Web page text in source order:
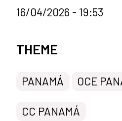
16/04/2026 - 19:53
News categories
THEME
PANAMÁ OCE
CC PANAMÁ